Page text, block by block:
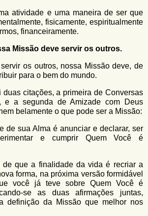
atividade e uma maneira de ser que
fisicamente, espiritualmente
financeiramente.
Missão deve servir os outros.
os outros, nossa Missão deve, de
para o bem do mundo.
duas citações, a primeira de Conversas
e a segunda de Amizade com Deus
belamente o que pode ser a Missão:
de sua Alma é anunciar e declarar, ser
e cumprir Quem Você é
de que a finalidade da vida é recriar a
forma, na próxima versão formidável
você já teve sobre Quem Você é
se as duas afirmações juntas,
definição da Missão que melhor nos